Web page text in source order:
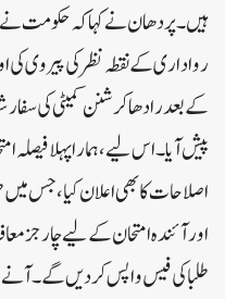
ہیں۔پردھان نے کہا کہ حکومت
رواداری کے نقطہ نظر کی پیروی
کے بعد رادھا کرشنن کمیٹی کی
پیش آیا۔ اس لیے، ہمارا پہلا فیصلہ
اصلاحات کا بھی اعلان کیا، جس
اور آئندہ امتحان کے لیے چارجز
طلبا کی فیس واپس کر دیں گے۔